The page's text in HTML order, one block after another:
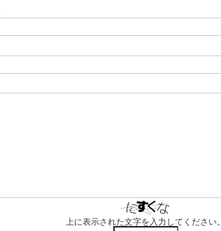
上に表示された文字を入力してください。